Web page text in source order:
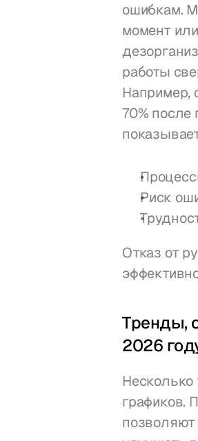
ошибкам.
момент
работы
Например,
70% после
Риск
Отказ от
Тренды,
2026
графиков.
позволяют